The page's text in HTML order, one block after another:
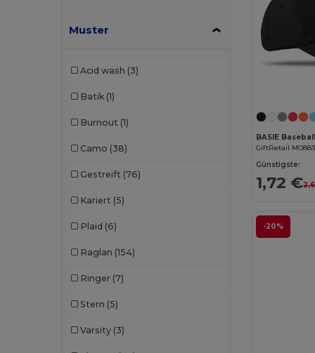
Cherokee
Muster
Acid wash (3)
Batik (1)
Burnout (1)
Camo (38)
Gestreift (76)
Kariert (5)
Plaid (6)
Raglan (154)
Ringer (7)
Stern (5)
Varsity (3)
BASIE
GiftRetail
Günstigste:
1,72 €
-20%